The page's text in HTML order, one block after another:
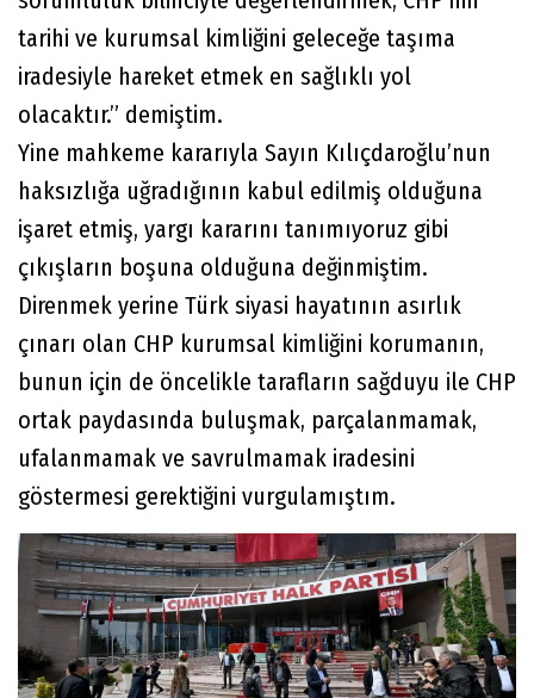
tarihi ve kurumsal kimliğini geleceğe taşıma
iradesiyle hareket etmek en sağlıklı yol
olacaktır.” demiştim.
Yine mahkeme kararıyla Sayın Kılıçdaroğlu’nun
haksızlığa uğradığının kabul edilmiş olduğuna
işaret etmiş, yargı kararını tanımıyoruz gibi
çıkışların boşuna olduğuna değinmiştim.
Direnmek yerine Türk siyasi hayatının asırlık
çınarı olan CHP kurumsal kimliğini korumanın,
bunun için de öncelikle tarafların sağduyu ile CHP
ortak paydasında buluşmak, parçalanmamak,
ufalanmamak ve savrulmamak iradesini
göstermesi gerektiğini vurgulamıştım.